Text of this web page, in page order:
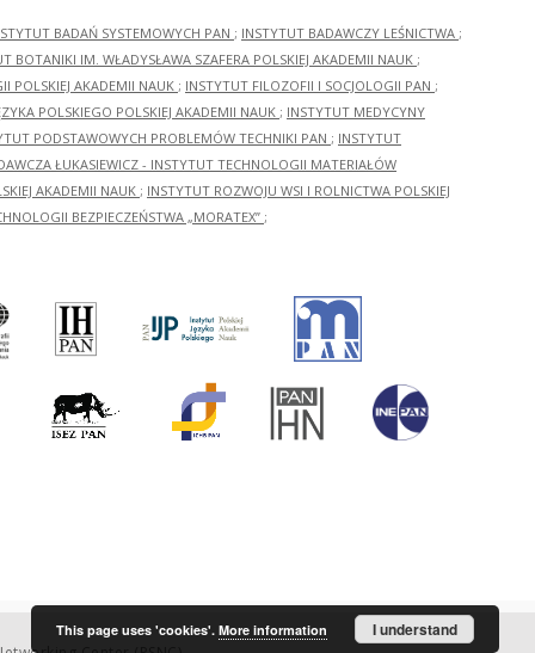
BADAŃ SYSTEMOWYCH PAN ; INSTYTUT BADAWCZY LEŚNICTWA ;
BOTANIKI IM. WŁADYSŁAWA SZAFERA POLSKIEJ AKADEMII NAUK ;
POLSKIEJ AKADEMII NAUK ; INSTYTUT FILOZOFII I SOCJOLOGII PAN ;
POLSKIEGO POLSKIEJ AKADEMII NAUK ; INSTYTUT MEDYCYNY
PODSTAWOWYCH PROBLEMÓW TECHNIKI PAN ; INSTYTUT
ŁUKASIEWICZ - INSTYTUT TECHNOLOGII MATERIAŁÓW
AKADEMII NAUK ; INSTYTUT ROZWOJU WSI I ROLNICTWA POLSKIEJ
BEZPIECZEŃSTWA „MORATEX” ;
This page uses 'cookies'. More information I understand